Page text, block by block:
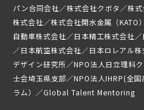
パン合同会社／株式会社クボタ／株
株式会社／株式会社関水金属（KATO
自動車株式会社／日本精工株式会社
／日本航空株式会社／日本ロレアル
デザイン研究所／NPO法人日立理科
士会埼玉県支部／NPO法人IHRP(全
ラム）／Global Talent Mentoring